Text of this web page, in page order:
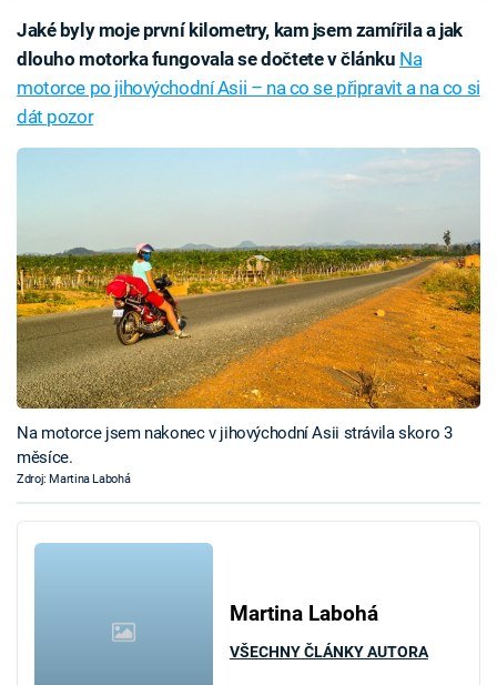
Jaké byly moje první kilometry, kam jsem zamířila a jak
dlouho motorka fungovala se dočtete v článku Na
motorce po jihovýchodní Asii – na co se připravit a na co si
dát pozor
Na motorce jsem nakonec v jihovýchodní Asii strávila skoro 3
měsíce.
Zdroj: Martina Labohá
Martina Labohá
VŠECHNY ČLÁNKY AUTORA